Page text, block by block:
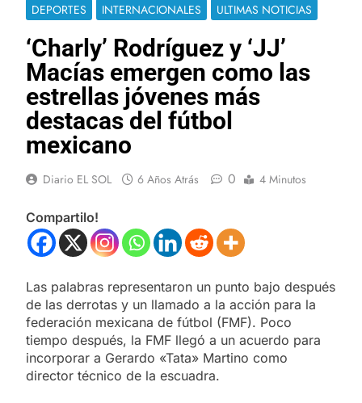
DEPORTES INTERNACIONALES ULTIMAS NOTICIAS
‘Charly’ Rodríguez y ‘JJ’
Macías emergen como las
estrellas jóvenes más
destacas del fútbol
mexicano
Diario EL SOL 6 Años Atrás 0 4 Minutos
Compartilo!
Las palabras representaron un punto bajo después
de las derrotas y un llamado a la acción para la
federación mexicana de fútbol (FMF). Poco
tiempo después, la FMF llegó a un acuerdo para
incorporar a Gerardo «Tata» Martino como
director técnico de la escuadra.